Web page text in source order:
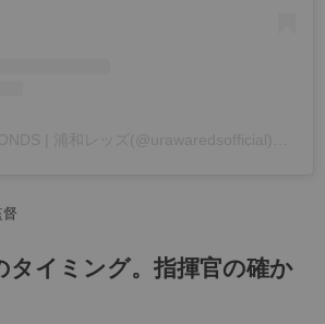
タイミング。指揮官の確か